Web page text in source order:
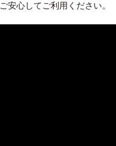
ご安心してご利用ください。